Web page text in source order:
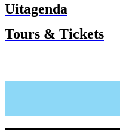
Uitagenda
Tours & Tickets